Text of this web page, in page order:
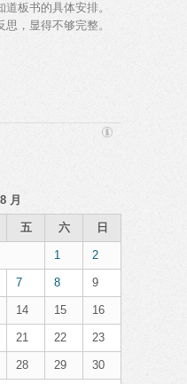
板书的具体安排。
，显得不够完整。
月
五 六 日
1 2
7 8 9
14 15 16
21 22 23
28 29 30